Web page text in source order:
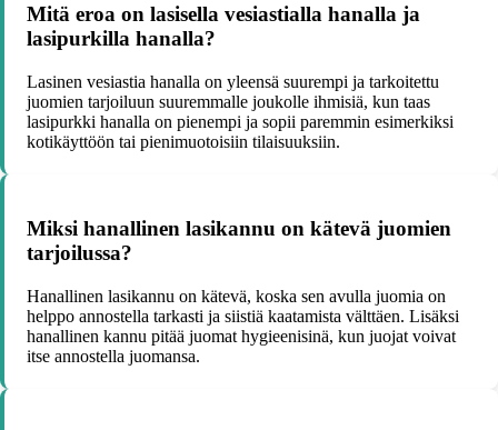
Mitä eroa on lasisella vesiastialla hanalla ja
lasipurkilla hanalla?
Lasinen vesiastia hanalla on yleensä suurempi ja tarkoitettu
juomien tarjoiluun suuremmalle joukolle ihmisiä, kun taas
lasipurkki hanalla on pienempi ja sopii paremmin esimerkiksi
kotikäyttöön tai pienimuotoisiin tilaisuuksiin.
Miksi hanallinen lasikannu on kätevä juomien
tarjoilussa?
Hanallinen lasikannu on kätevä, koska sen avulla juomia on
helppo annostella tarkasti ja siistiä kaatamista välttäen. Lisäksi
hanallinen kannu pitää juomat hygieenisinä, kun juojat voivat
itse annostella juomansa.